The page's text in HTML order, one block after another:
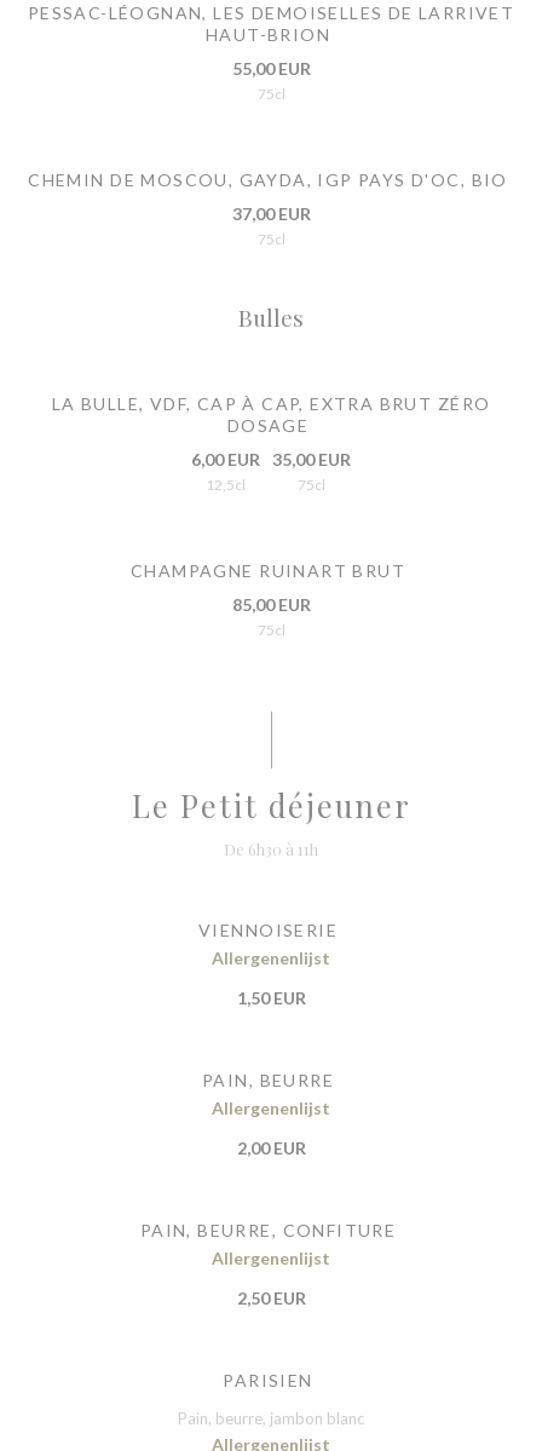
PESSAC-LÉOGNAN, LES DEMOISELLES DE LARRIVET
HAUT-BRION
55,00 EUR
75cl
CHEMIN DE MOSCOU, GAYDA, IGP PAYS D'OC, BIO
37,00 EUR
75cl
Bulles
LA BULLE, VDF, CAP À CAP, EXTRA BRUT ZÉRO
DOSAGE
6,00 EUR
12,5cl
35,00 EUR
75cl
CHAMPAGNE RUINART BRUT
85,00 EUR
75cl
Le Petit déjeuner
De 6h30 à 11h
VIENNOISERIE
Allergenenlijst
1,50 EUR
PAIN, BEURRE
Allergenenlijst
2,00 EUR
PAIN, BEURRE, CONFITURE
Allergenenlijst
2,50 EUR
PARISIEN
Pain, beurre, jambon blanc
Allergenenlijst